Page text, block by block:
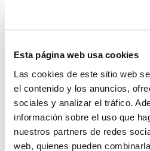
Esta página web usa cookies
Las cookies de este sitio web
el contenido y los anuncios,
sociales y analizar el tráfico.
información sobre el uso que
nuestros partners de redes
web, quienes pueden